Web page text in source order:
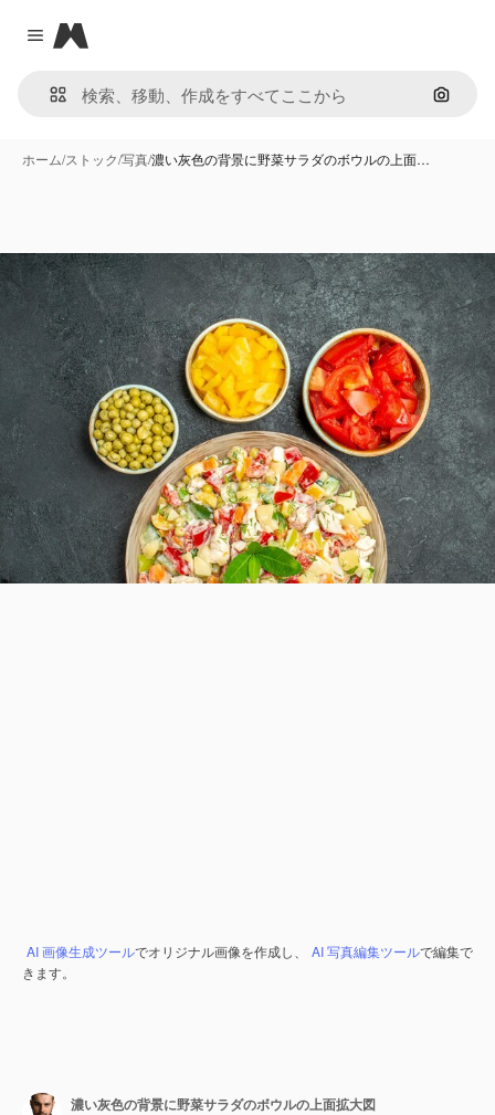
Close menu
Magnific
画像で
ホーム/ストック/写真/濃い灰色の背景に野菜サラダのボウルの上面…
AI 画像生成ツールでオリジナル画像を作成し、 AI 写真編集ツールで編集で
きます。
濃い灰色の背景に野菜サラダのボウルの上面拡大図